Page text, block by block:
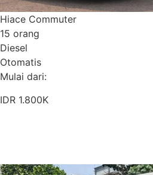
Hiace Commuter
15 orang
Diesel
Otomatis
Mulai dari:
IDR 1.800K